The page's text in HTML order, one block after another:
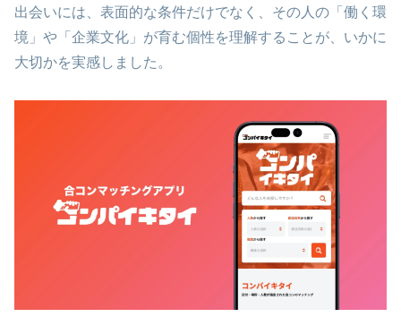
出会いには、表面的な条件だけでなく、その人の「働く環
境」や「企業文化」が育む個性を理解することが、いかに
大切かを実感しました。